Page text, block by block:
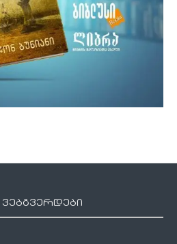
ვებგვერდები